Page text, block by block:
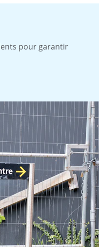
pour garantir